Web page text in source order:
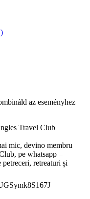
az eseményhez
Travel Club
mic, devino membru
pe whatsapp –
petreceri, retreaturi și